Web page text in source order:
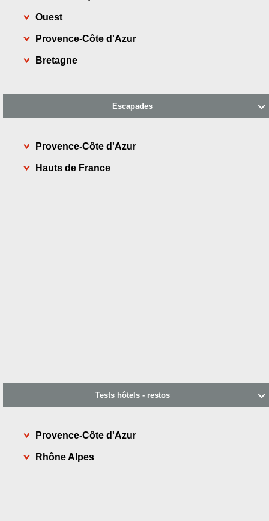
Ouest
Provence-Côte d'Azur
Bretagne

Escapades
Provence-Côte d'Azur
Hauts de France

Tests hôtels - restos
Provence-Côte d'Azur
Rhône Alpes